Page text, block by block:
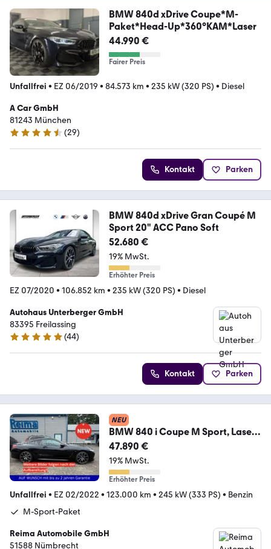
BMW 840d xDrive Coupe*M-
Paket*Head-Up*360°KAM*Laser
44.990 €
Fairer Preis
Unfallfrei • EZ 06/2019 • 84.573 km • 235 kW (320 PS) • Diesel
A Car GmbH
81243 München
4.7 Sterne
(29)
Kontakt Parken
BMW 840d xDrive Gran Coupé M
Sport 20" ACC Pano Soft
52.680 €
19% MwSt.
Erhöhter Preis
EZ 07/2020 • 106.852 km • 235 kW (320 PS) • Diesel
Autohaus Unterberger GmbH
83395 Freilassing
4.8 Sterne
(44)
Kontakt Parken
NEU
BMW 840 i Coupe M Sport, Laser,
ACC, 360°
47.890 €
19% MwSt.
Erhöhter Preis
Unfallfrei • EZ 02/2022 • 123.000 km • 245 kW (333 PS) • Benzin
M-Sport-Paket
Reima Automobile GmbH
51588 Nümbrecht